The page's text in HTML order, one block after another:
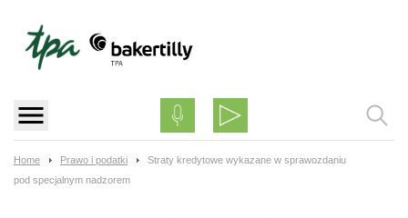
content
Home Prawo i podatki
Straty kredytowe wykazane w sprawozdaniu
pod specjalnym nadzorem